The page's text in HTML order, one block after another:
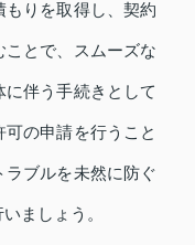
もりを取得し、契約
ことで、スムーズな
伴う手続きとして
の申請を行うこと
ラブルを未然に防ぐ
ましょう。